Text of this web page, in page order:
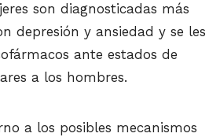
son diagnosticadas más
depresión y ansiedad y se les
ante estados de
a los hombres.
a los posibles mecanismos